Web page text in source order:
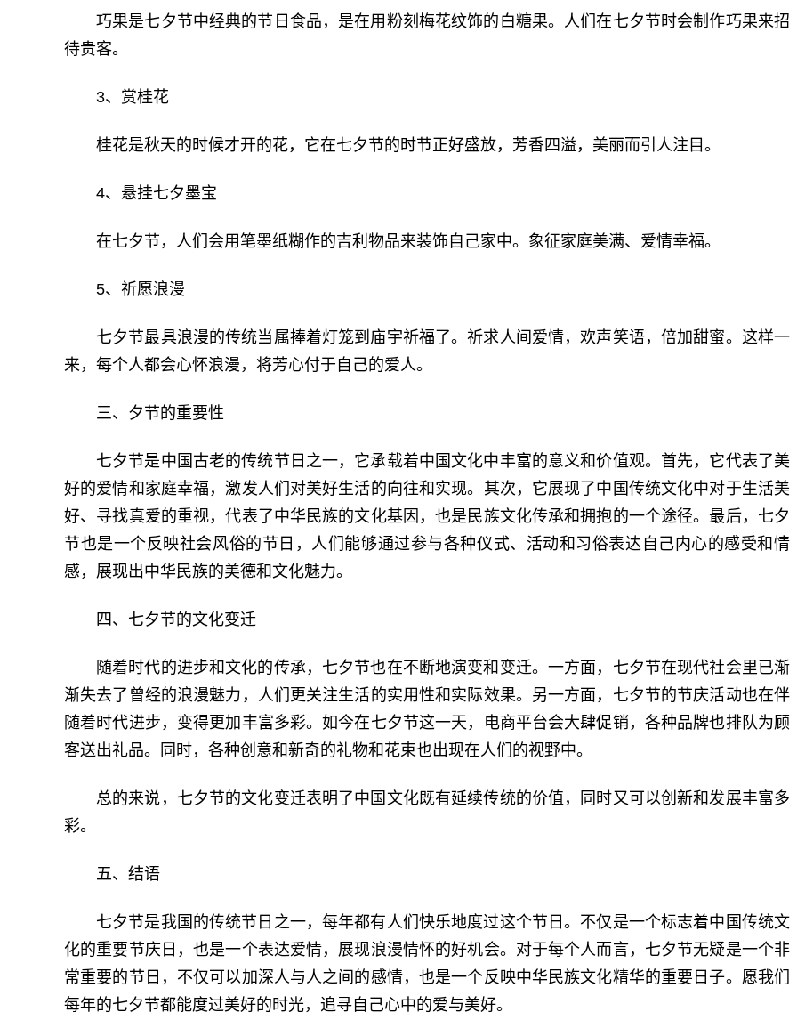
巧果是七夕节中经典的节日食品，是在用粉刻梅花纹饰的白糖果。人们在七夕节时会制作巧果来招
待贵客。
3、赏桂花
桂花是秋天的时候才开的花，它在七夕节的时节正好盛放，芳香四溢，美丽而引人注目。
4、悬挂七夕墨宝
在七夕节，人们会用笔墨纸糊作的吉利物品来装饰自己家中。象征家庭美满、爱情幸福。
5、祈愿浪漫
七夕节最具浪漫的传统当属捧着灯笼到庙宇祈福了。祈求人间爱情，欢声笑语，倍加甜蜜。这样一
来，每个人都会心怀浪漫，将芳心付于自己的爱人。
三、夕节的重要性
七夕节是中国古老的传统节日之一，它承载着中国文化中丰富的意义和价值观。首先，它代表了美
好的爱情和家庭幸福，激发人们对美好生活的向往和实现。其次，它展现了中国传统文化中对于生活美
好、寻找真爱的重视，代表了中华民族的文化基因，也是民族文化传承和拥抱的一个途径。最后，七夕
节也是一个反映社会风俗的节日，人们能够通过参与各种仪式、活动和习俗表达自己内心的感受和情
感，展现出中华民族的美德和文化魅力。
四、七夕节的文化变迁
随着时代的进步和文化的传承，七夕节也在不断地演变和变迁。一方面，七夕节在现代社会里已渐
渐失去了曾经的浪漫魅力，人们更关注生活的实用性和实际效果。另一方面，七夕节的节庆活动也在伴
随着时代进步，变得更加丰富多彩。如今在七夕节这一天，电商平台会大肆促销，各种品牌也排队为顾
客送出礼品。同时，各种创意和新奇的礼物和花束也出现在人们的视野中。
总的来说，七夕节的文化变迁表明了中国文化既有延续传统的价值，同时又可以创新和发展丰富多
彩。
五、结语
七夕节是我国的传统节日之一，每年都有人们快乐地度过这个节日。不仅是一个标志着中国传统文
化的重要节庆日，也是一个表达爱情，展现浪漫情怀的好机会。对于每个人而言，七夕节无疑是一个非
常重要的节日，不仅可以加深人与人之间的感情，也是一个反映中华民族文化精华的重要日子。愿我们
每年的七夕节都能度过美好的时光，追寻自己心中的爱与美好。